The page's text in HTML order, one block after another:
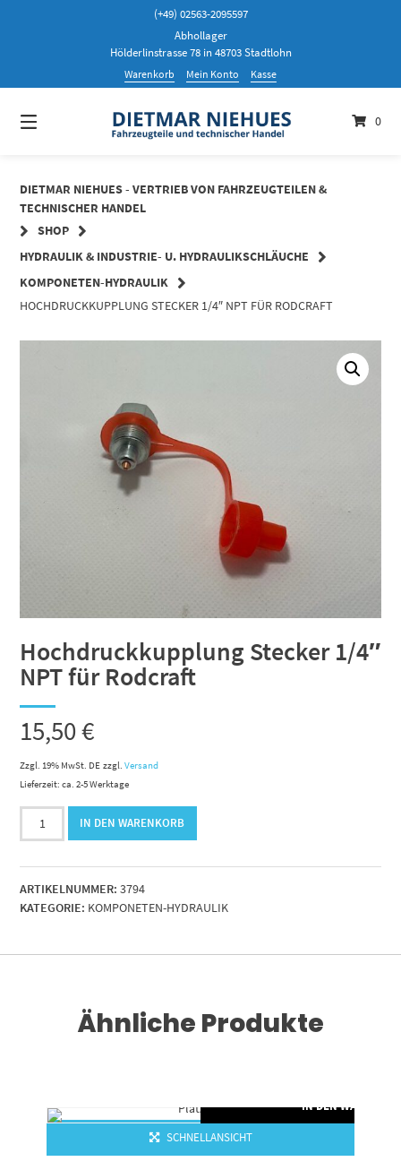
(+49) 02563-2095597
Abhollager
Hölderlinstrasse 78 in 48703 Stadtlohn
Warenkorb Mein Konto Kasse
0
DIETMAR NIEHUES - VERTRIEB VON FAHRZEUGTEILEN &
TECHNISCHER HANDEL
SHOP
HYDRAULIK & INDUSTRIE- U. HYDRAULIKSCHLÄUCHE
KOMPONETEN-HYDRAULIK
HOCHDRUCKKUPPLUNG STECKER 1/4″ NPT FÜR RODCRAFT
Hochdruckkupplung Stecker 1/4″
NPT für Rodcraft
15,50€
Zzgl. 19% MwSt. DE zzgl.Versand
Lieferzeit: ca. 2-5 Werktage
Hochdruckkupplung
Stecker
NPT
für
Rodcraft
IN DEN WARENKORB
ARTIKELNUMMER: 3794
KATEGORIE: KOMPONETEN-HYDRAULIK
Ähnliche Produkte
IN DEN
SCHNELLANSICHT